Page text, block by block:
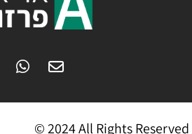
© 2024 All Rights Reserved